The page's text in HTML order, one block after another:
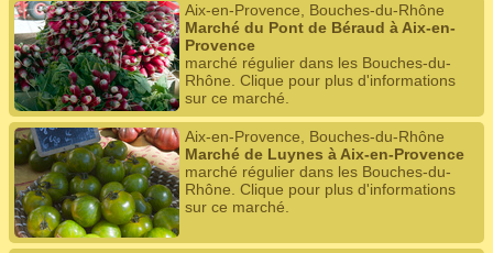
Aix-en-Provence, Bouches-du-Rhône
Marché du Pont de Béraud à Aix-en-
Provence
marché régulier dans les Bouches-du-
Rhône. Clique pour plus d'informations
sur ce marché.
Aix-en-Provence, Bouches-du-Rhône
Marché de Luynes à Aix-en-Provence
marché régulier dans les Bouches-du-
Rhône. Clique pour plus d'informations
sur ce marché.